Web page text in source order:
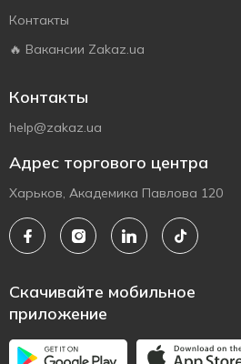
Контакты
🔥 Вакансии Zakaz.ua
Контакты
help@zakaz.ua
Адрес торгового центра
Харьков, Академика Павлова 120
Скачивайте мобильное
приложение